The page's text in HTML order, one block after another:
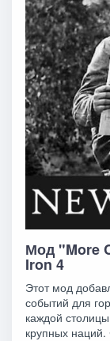
Мод "More
Iron 4
Этот мод
событий для
каждой
крупных наций.